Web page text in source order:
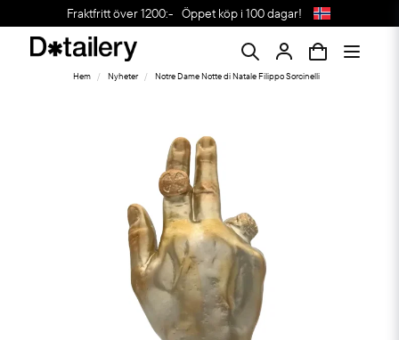
Fraktfritt över 1200:- Öppet köp i 100 dagar!
Hem Nyheter Notre Dame Notte di Natale Filippo Sorcinelli